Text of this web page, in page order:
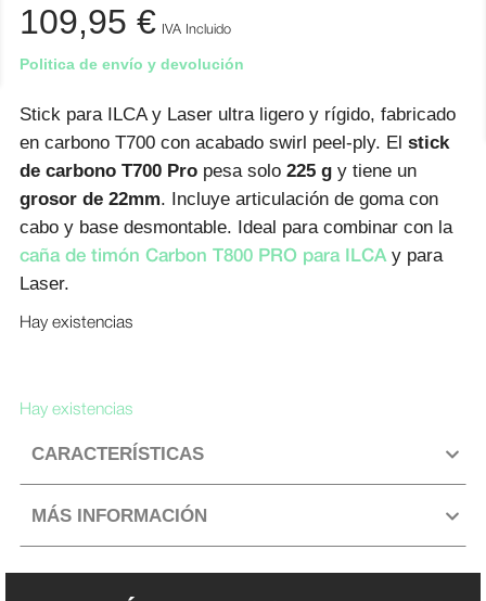
109,95€ IVA Incluido
Politica de envío y devolución
Stick para ILCA y Laser ultra ligero y rígido, fabricado
en carbono T700 con acabado swirl peel-ply. Elstick
de carbono T700 Pro pesa solo225 g y tiene un
grosor de 22mm. Incluye articulación de goma con
cabo y base desmontable. Ideal para combinar con la
caña de timón Carbon T800 PRO para ILCAy para
Laser.
Hay existencias
carbono
T700
PRO
22mm
Hay existencias
CARACTERÍSTICAS
MÁS INFORMACIÓN